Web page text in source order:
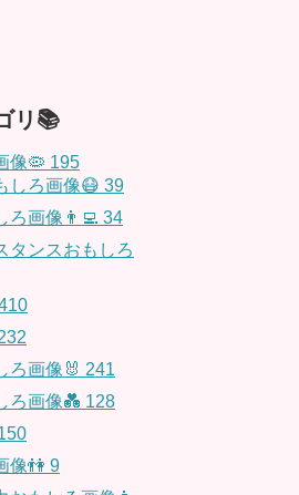
リ📚
像🦠 195
しろ画像😷 39
ろ画像👨‍💻 34
タンスおもしろ
ろ画像🐰 241
ろ画像💑 128
像👫 9